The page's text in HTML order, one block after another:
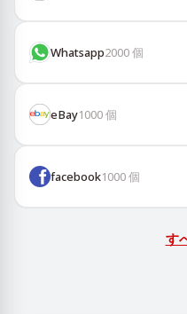
Whatsapp2000個
eBay1000個
facebook1000個
す